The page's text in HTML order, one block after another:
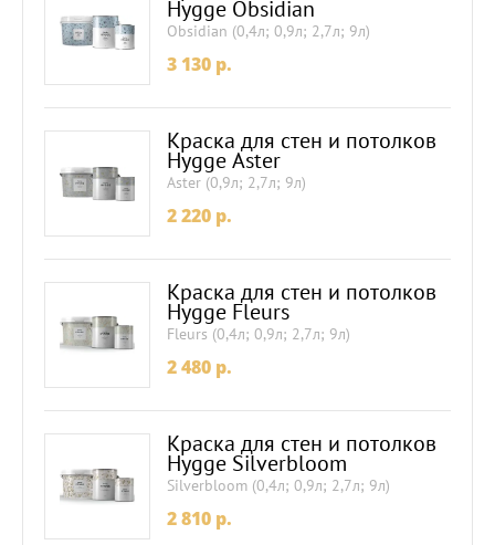
Hygge Obsidian
Obsidian (0,4л; 0,9л; 2,7л; 9л)
3 130 p.
Краска для стен и потолков
Hygge Aster
Aster (0,9л; 2,7л; 9л)
2 220 p.
Краска для стен и потолков
Hygge Fleurs
Fleurs (0,4л; 0,9л; 2,7л; 9л)
2 480 p.
Краска для стен и потолков
Hygge Silverbloom
Silverbloom (0,4л; 0,9л; 2,7л; 9л)
2 810 p.